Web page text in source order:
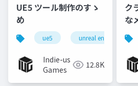
UE5 ツール制作のすゝ
め
ue5 unreal engine
Indie-us
Games
12.8K
ク
な
こ